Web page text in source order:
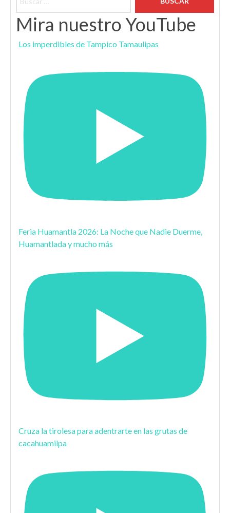
Mira nuestro YouTube
Los imperdibles de Tampico Tamaulipas
Feria Huamantla 2026: La Noche que Nadie Duerme,
Huamantlada y mucho más
Cruza la tirolesa para adentrarte en las grutas de
cacahuamilpa